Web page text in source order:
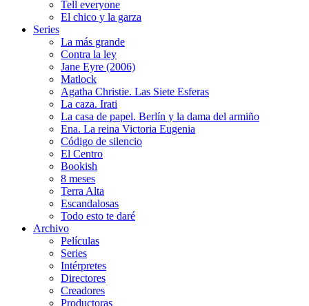
Tell everyone
El chico y la garza
Series
La más grande
Contra la ley
Jane Eyre (2006)
Matlock
Agatha Christie. Las Siete Esferas
La caza. Irati
La casa de papel. Berlín y la dama del armiño
Ena. La reina Victoria Eugenia
Código de silencio
El Centro
Bookish
8 meses
Terra Alta
Escandalosas
Todo esto te daré
Archivo
Películas
Series
Intérpretes
Directores
Creadores
Productoras